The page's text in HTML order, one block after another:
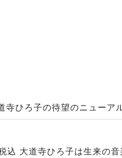
寺ひろ子の待望のニューア
込 大道寺ひろ子は生来の